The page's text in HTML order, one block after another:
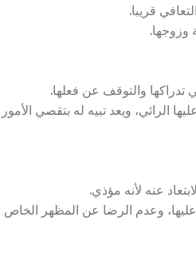
قريبا.
وزوجها.
والتوقف عن فعلها.
ويعد تبيه له بتقصي الأمور
عنه لأنه مؤذي.
وعدم الرضا عن المظهر الخاص